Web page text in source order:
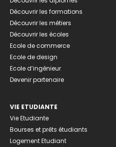
Découvrir les formations
Découvrir les métiers
Découvrir les écoles
Ecole de commerce
Ecole de design
Ecole d’ingénieur
Devenir partenaire
VIE ETUDIANTE
Vie Etudiante
Bourses et prêts étudiants
Logement Etudiant